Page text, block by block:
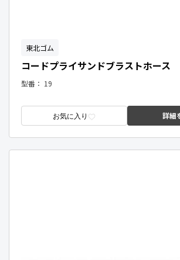
東北ゴム
コードプライサンドブラストホース
型番： 19
お気に入り 詳細